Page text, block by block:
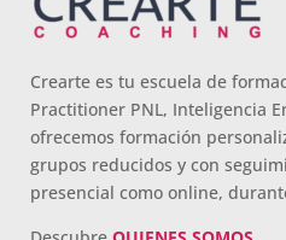
Crearte es tu escuela de
Practitioner PNL, Inteligencia
ofrecemos formación
grupos reducidos y con
presencial como online,